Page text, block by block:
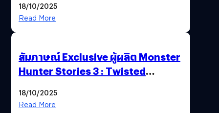
18/10/2025
Read More
สัมภาษณ์ Exclusive ผู้ผลิต Monster
Hunter Stories 3 : Twisted
สวยฉ่ำ !
18/10/2025
Read More